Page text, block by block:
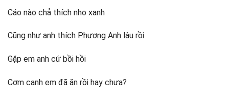
Cáo nào chả thích nho xanh
Cũng như anh thích Phương Anh lâu rồi
Gặp em anh cứ bồi hồi
Cơm canh em đã ăn rồi hay chưa?